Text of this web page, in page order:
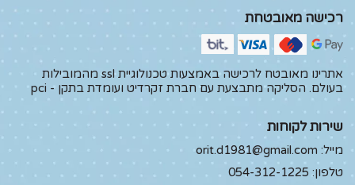
רכישה מאובטחת
אתרינו מאובטח לרכישה באמצעות טכנולוגיית ssl מהמובילות
בעולם. הסליקה מתבצעת עם חברת זקרדיט ועומדת בתקן - pci
שירות לקוחות
מייל: orit.d1981@gmail.com
טלפון: 054-312-1225